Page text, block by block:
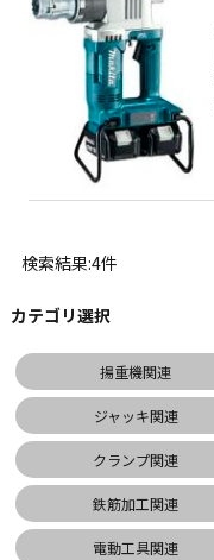
カテゴリ選択
揚重機関連
ジャッキ関連
クランプ関連
鉄筋加工関連
電動工具関連
検索結果:4件